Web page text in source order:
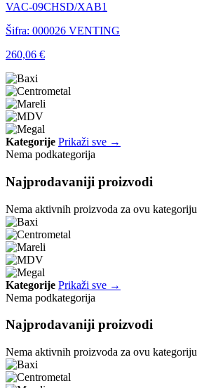
VAC-09CHSD/XAB1
Šifra: 000026 VENTING
260,06 €
Kategorije Prikaži sve →
Nema podkategorija
Najprodavaniji proizvodi
Nema aktivnih proizvoda za ovu kategoriju
Kategorije Prikaži sve →
Nema podkategorija
Najprodavaniji proizvodi
Nema aktivnih proizvoda za ovu kategoriju